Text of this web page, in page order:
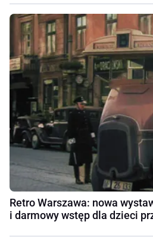
Retro Warszawa: nowa
i darmowy wstęp dla dzieci